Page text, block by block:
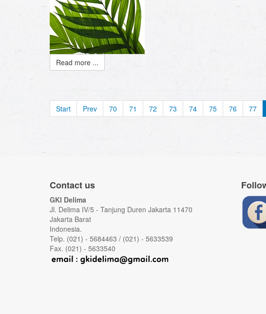
Read more ...
Start Prev 70 71 72 73 74 75 76 77
Contact us
GKI Delima
Jl. Delima IV/5 - Tanjung Duren Jakarta 11470
Jakarta Barat
Indonesia.
Telp. (021) - 5684463 / (021) - 5633539
Fax. (021) - 5633540